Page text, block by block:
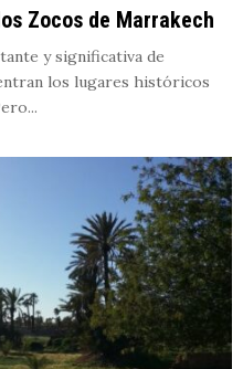
Zocos de Marrakech
y significativa de
los lugares históricos